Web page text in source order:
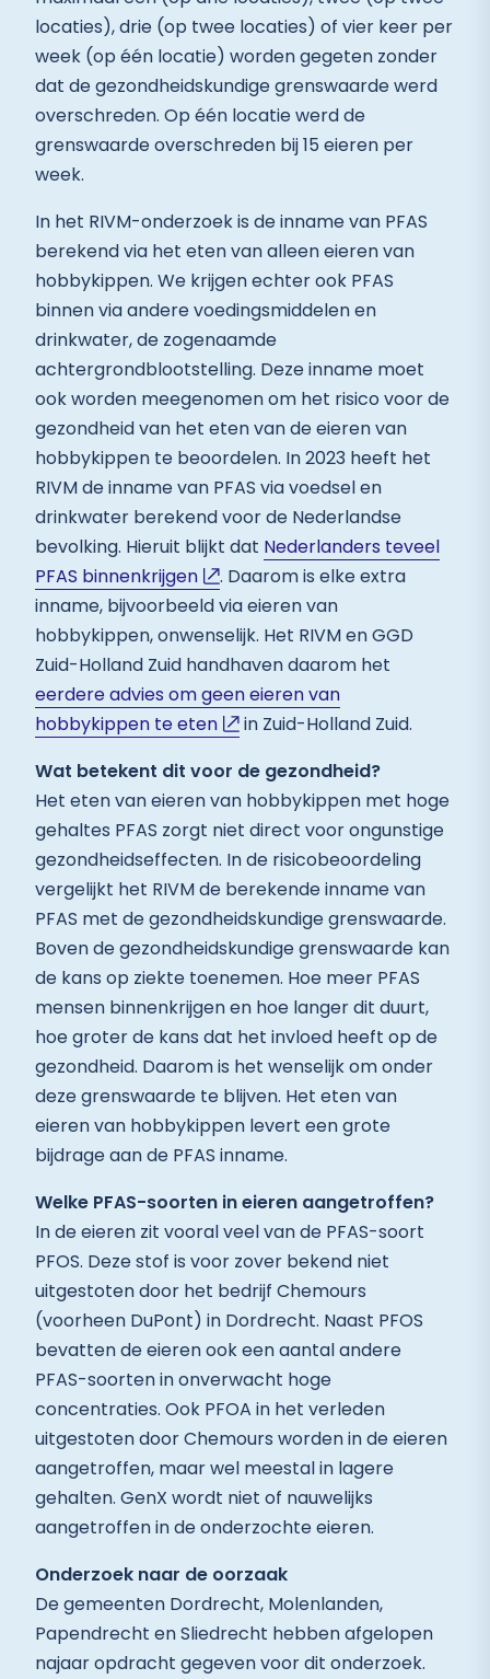
locaties), drie (op twee locaties) of vier keer per
week (op één locatie) worden gegeten zonder
dat de gezondheidskundige grenswaarde werd
overschreden. Op één locatie werd de
grenswaarde overschreden bij 15 eieren per
week.
In het RIVM-onderzoek is de inname van PFAS
berekend via het eten van alleen eieren van
hobbykippen. We krijgen echter ook PFAS
binnen via andere voedingsmiddelen en
drinkwater, de zogenaamde
achtergrondblootstelling. Deze inname moet
ook worden meegenomen om het risico voor de
gezondheid van het eten van de eieren van
hobbykippen te beoordelen. In 2023 heeft het
RIVM de inname van PFAS via voedsel en
drinkwater berekend voor de Nederlandse
bevolking. Hieruit blijkt dat Nederlanders teveel
PFAS binnenkrijgen
. Daarom is elke extra
inname, bijvoorbeeld via eieren van
hobbykippen, onwenselijk. Het RIVM en GGD
Zuid-Holland Zuid handhaven daarom het
eerdere advies om geen eieren van
hobbykippen te eten
in Zuid-Holland Zuid.
Wat betekent dit voor de gezondheid?
Het eten van eieren van hobbykippen met hoge
gehaltes PFAS zorgt niet direct voor ongunstige
gezondheidseffecten. In de risicobeoordeling
vergelijkt het RIVM de berekende inname van
PFAS met de gezondheidskundige grenswaarde.
Boven de gezondheidskundige grenswaarde kan
de kans op ziekte toenemen. Hoe meer PFAS
mensen binnenkrijgen en hoe langer dit duurt,
hoe groter de kans dat het invloed heeft op de
gezondheid. Daarom is het wenselijk om onder
deze grenswaarde te blijven. Het eten van
eieren van hobbykippen levert een grote
bijdrage aan de PFAS inname.
Welke PFAS-soorten in eieren aangetroffen?
In de eieren zit vooral veel van de PFAS-soort
PFOS. Deze stof is voor zover bekend niet
uitgestoten door het bedrijf Chemours
(voorheen DuPont) in Dordrecht. Naast PFOS
bevatten de eieren ook een aantal andere
PFAS-soorten in onverwacht hoge
concentraties. Ook PFOA in het verleden
uitgestoten door Chemours worden in de eieren
aangetroffen, maar wel meestal in lagere
gehalten. GenX wordt niet of nauwelijks
aangetroffen in de onderzochte eieren.
Onderzoek naar de oorzaak
De gemeenten Dordrecht, Molenlanden,
Papendrecht en Sliedrecht hebben afgelopen
najaar opdracht gegeven voor dit onderzoek.